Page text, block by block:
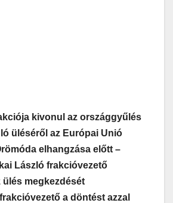
kivonul az országgyűlés
üléséről az Európai Unió
elhangzása előtt –
László frakcióvezető
megkezdését
a döntést azzal